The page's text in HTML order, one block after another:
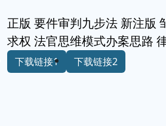
正版 要件审判九步法 新注版
求权 法官思维模式办案思路
下载链接1 下载链接2